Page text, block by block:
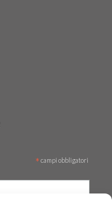
* campi obbligatori